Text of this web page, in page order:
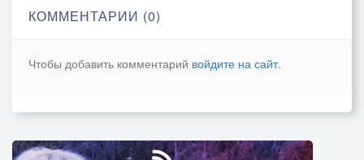
КОММЕНТАРИИ (0)
Чтобы добавить комментарий войдите на сайт.